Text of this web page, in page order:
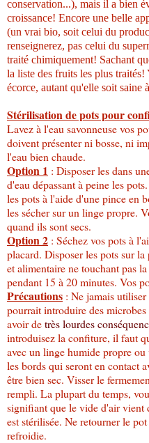
conservation...), mais il a bien
croissance! Encore une belle
(un vrai bio, soit celui du
renseignerez, pas celui du
traité chimiquement! Sachant
la liste des fruits les plus
écorce, autant qu'elle soit saine
Stérilisation de pots pour
Lavez à l'eau savonneuse vos
doivent présenter ni bosse, ni
l'eau bien chaude.
Option 1 : Disposer les dans
d'eau dépassant à peine les
les pots à l'aide d'une pince en
les sécher sur un linge propre.
quand ils sont secs.
Option 2 : Séchez vos pots à
placard. Disposer les pots sur
et alimentaire ne touchant pas
pendant 15 à 20 minutes. Vos
Précautions : Ne jamais
pourrait introduire des
avoir detrès lourdes
introduisez la confiture, il faut
avec un linge humide propre
les bords qui seront en contact
être bien sec. Visser le
rempli. La plupart du temps,
signifiant que le vide d'air vient
est stérilisée. Ne retourner le
refroidie.